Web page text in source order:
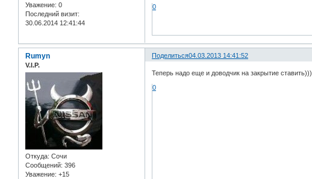
Уважение: 0
Последний визит:
30.06.2014 12:41:44
0
Поделиться04.03.2013 14:41:52
Rumyn
V.I.P.
Откуда: Сочи
Сообщений: 396
Уважение: +15
Теперь надо еще и доводчик на закрытие ставить)))
0